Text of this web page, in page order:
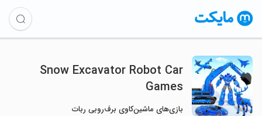
Snow Excavator Robot Car
Games
بازی‌های ماشین‌کاوی برف‌روبی ربات